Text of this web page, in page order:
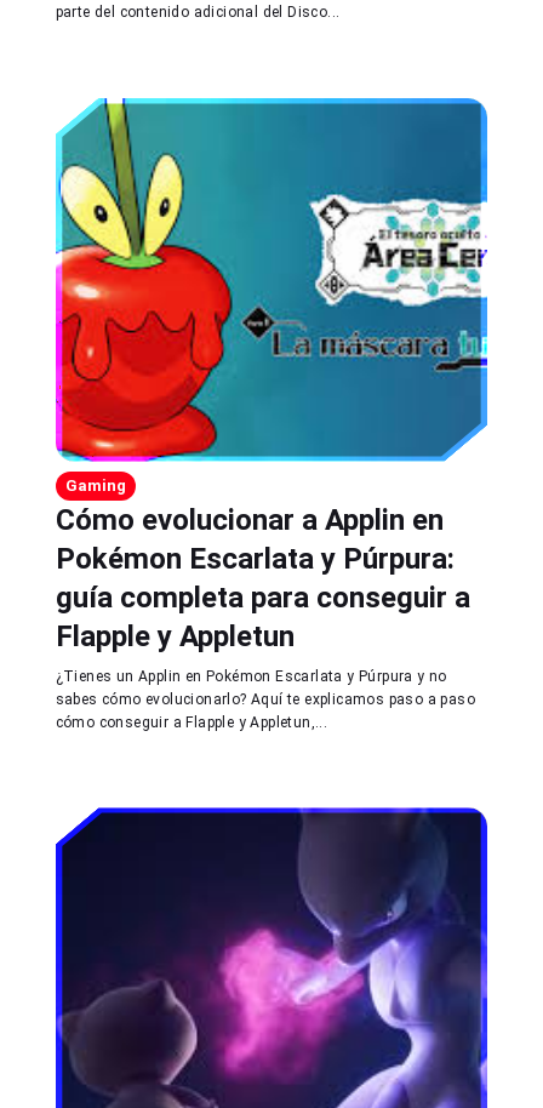
parte del contenido adicional del Disco...
Gaming
Cómo evolucionar a Applin en
Pokémon Escarlata y Púrpura:
guía completa para conseguir a
Flapple y Appletun
¿Tienes un Applin en Pokémon Escarlata y Púrpura y no
sabes cómo evolucionarlo? Aquí te explicamos paso a paso
cómo conseguir a Flapple y Appletun,...